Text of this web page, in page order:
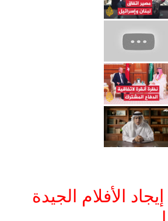
الأفلام الجيدة